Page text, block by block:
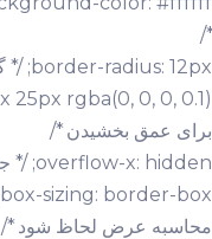
*/
border-radius: 12px; /* گوشه‌های گرد برای زیبایی */
برای عمق بخشیدن */
overflow-x: hidden; /* جلوگیری از اسکرول افقی ناخواسته */
محاسبه عرض لحاظ شود */